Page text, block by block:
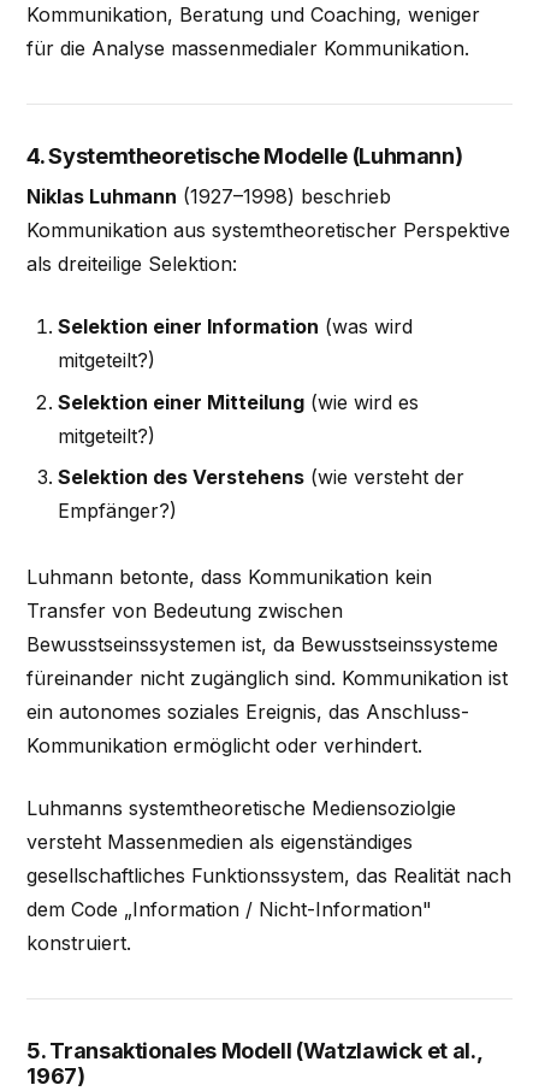
Kommunikation, Beratung und Coaching, weniger
für die Analyse massenmedialer Kommunikation.
4. Systemtheoretische Modelle (Luhmann)
Niklas Luhmann (1927–1998) beschrieb
Kommunikation aus systemtheoretischer Perspektive
als dreiteilige Selektion:
Selektion einer Information (was wird
mitgeteilt?)
Selektion einer Mitteilung(wie wird es
mitgeteilt?)
Selektion des Verstehens(wie versteht der
Empfänger?)
Luhmann betonte, dass Kommunikation kein
Transfer von Bedeutung zwischen
Bewusstseinssystemen ist, da Bewusstseinssysteme
füreinander nicht zugänglich sind. Kommunikation ist
ein autonomes soziales Ereignis, das Anschluss-
Kommunikation ermöglicht oder verhindert.
Luhmanns systemtheoretische Mediensoziolgie
versteht Massenmedien als eigenständiges
gesellschaftliches Funktionssystem, das Realität nach
dem Code „Information / Nicht-Information"
konstruiert.
5. Transaktionales Modell (Watzlawick et al.,
1967)